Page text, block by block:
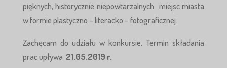
pięknych, historycznie niepowtarzalnych miejsc miasta
w formie plastyczno – literacko – fotograficznej.
Zachęcam do udziału w konkursie. Termin składania
prac upływa 21.05.2019 r.